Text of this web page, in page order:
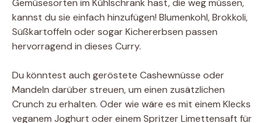
Gemüsesorten im Kühlschrank hast, die weg müssen,
kannst du sie einfach hinzufügen! Blumenkohl, Brokkoli,
Süßkartoffeln oder sogar Kichererbsen passen
hervorragend in dieses Curry.
Du könntest auch geröstete Cashewnüsse oder
Mandeln darüber streuen, um einen zusätzlichen
Crunch zu erhalten. Oder wie wäre es mit einem Klecks
veganem Joghurt oder einem Spritzer Limettensaft für